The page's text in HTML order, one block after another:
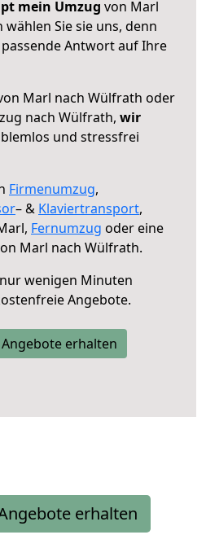
mein Umzug von Marl
Sie sie uns, denn
Antwort auf Ihre
Marl nach Wülfrath oder
nach Wülfrath, wir
und stressfrei
Firmenumzug,
– & Klaviertransport,
Fernumzug oder eine
Marl nach Wülfrath.
wenigen Minuten
Angebote.
erhalten
erhalten